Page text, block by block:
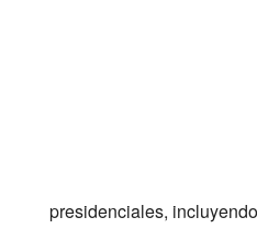
presidenciales,